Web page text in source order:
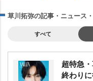
草川拓弥の記事・ニュース
すべて
超特急
終わり